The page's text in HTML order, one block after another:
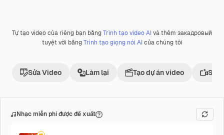
Tự tạo video của riêng bạn bằngTrình tạo video AIvà thêm закадровый
tuyệt vời bằngTrình tạo giọng nói AIcủa chúng tôi
Sửa Video Làm lại Tạo dự án video Sử
Nhạc miễn phí được đề xuất